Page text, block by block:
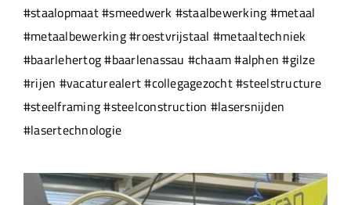
#staalopmaat #smeedwerk #staalbewerking #metaal
#metaalbewerking #roestvrijstaal #metaaltechniek
#baarlehertog #baarlenassau #chaam #alphen #gilze
#rijen #vacaturealert #collegagezocht #steelstructure
#steelframing #steelconstruction #lasersnijden
#lasertechnologie